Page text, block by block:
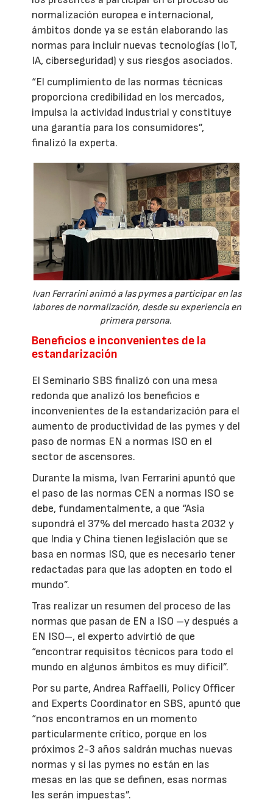
normalización europea e internacional,
ámbitos donde ya se están elaborando las
normas para incluir nuevas tecnologías (IoT,
IA, ciberseguridad) y sus riesgos asociados.
“El cumplimiento de las normas técnicas
proporciona credibilidad en los mercados,
impulsa la actividad industrial y constituye
una garantía para los consumidores”,
finalizó la experta.
Ivan Ferrarini animó a las pymes a participar en las
labores de normalización, desde su experiencia en
primera persona.
Beneficios e inconvenientes de la
estandarización
El Seminario SBS finalizó con una mesa
redonda que analizó los beneficios e
inconvenientes de la estandarización para el
aumento de productividad de las pymes y del
paso de normas EN a normas ISO en el
sector de ascensores.
Durante la misma, Ivan Ferrarini apuntó que
el paso de las normas CEN a normas ISO se
debe, fundamentalmente, a que “Asia
supondrá el 37% del mercado hasta 2032 y
que India y China tienen legislación que se
basa en normas ISO, que es necesario tener
redactadas para que las adopten en todo el
mundo”.
Tras realizar un resumen del proceso de las
normas que pasan de EN a ISO –y después a
EN ISO–, el experto advirtió de que
“encontrar requisitos técnicos para todo el
mundo en algunos ámbitos es muy difícil”.
Por su parte, Andrea Raffaelli, Policy Officer
and Experts Coordinator en SBS, apuntó que
“nos encontramos en un momento
particularmente crítico, porque en los
próximos 2-3 años saldrán muchas nuevas
normas y si las pymes no están en las
mesas en las que se definen, esas normas
les serán impuestas”.